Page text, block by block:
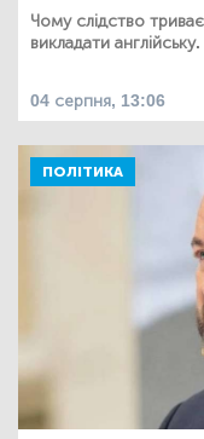
Чому слідство
викладати англійську.
04 серпня, 13:06
ПОЛІТИКА